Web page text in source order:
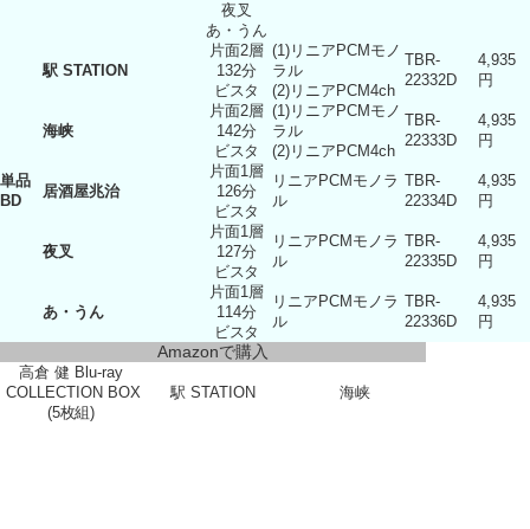
夜叉
あ・うん
単品
BD
駅 STATION
片面2層
132分
ビスタ
(1)リニアPCMモノ
ラル
(2)リニアPCM4ch
TBR-
22332D
4,935
円
海峡
片面2層
142分
ビスタ
(1)リニアPCMモノ
ラル
(2)リニアPCM4ch
TBR-
22333D
4,935
円
居酒屋兆治
片面1層
126分
ビスタ
リニアPCMモノラ
ル
TBR-
22334D
4,935
円
夜叉
片面1層
127分
ビスタ
リニアPCMモノラ
ル
TBR-
22335D
4,935
円
あ・うん
片面1層
114分
ビスタ
リニアPCMモノラ
ル
TBR-
22336D
4,935
円
Amazonで購入
高倉 健 Blu-ray
COLLECTION BOX
(5枚組)
駅 STATION 海峡